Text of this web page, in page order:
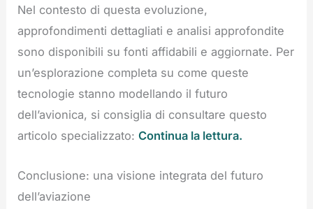
Nel contesto di questa evoluzione,
approfondimenti dettagliati e analisi approfondite
sono disponibili su fonti affidabili e aggiornate. Per
un’esplorazione completa su come queste
tecnologie stanno modellando il futuro
dell’avionica, si consiglia di consultare questo
articolo specializzato:Continua la lettura.
Conclusione: una visione integrata del futuro
dell’aviazione